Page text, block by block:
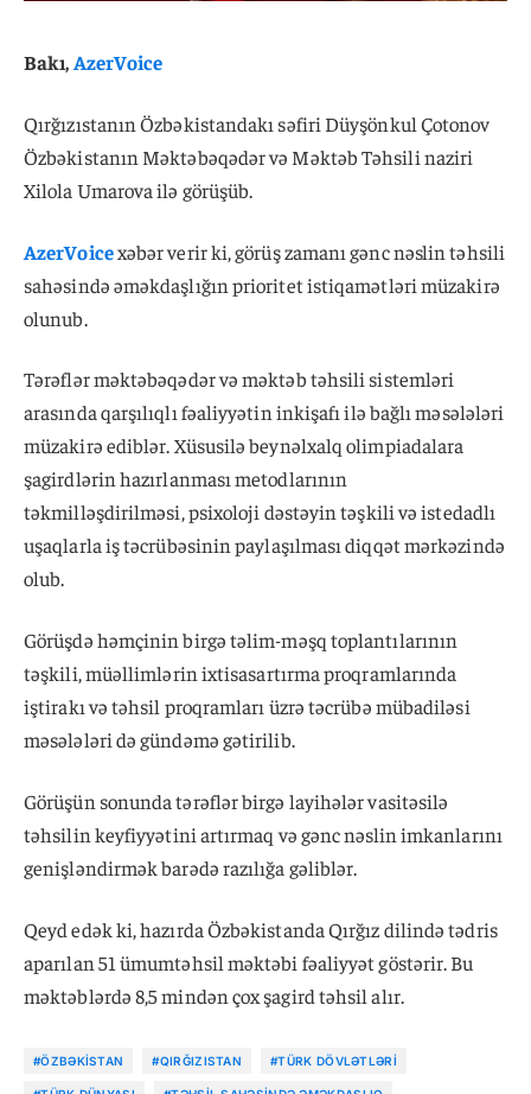
Bakı,AzerVoice
Qırğızıstanın Özbəkistandakı səfiri Düyşönkul Çotonov
Özbəkistanın Məktəbəqədər və Məktəb Təhsili naziri
Xilola Umarova ilə görüşüb.
AzerVoicexəbər verir ki, görüş zamanı gənc nəslin təhsili
sahəsində əməkdaşlığın prioritet istiqamətləri müzakirə
olunub.
Tərəflər məktəbəqədər və məktəb təhsili sistemləri
arasında qarşılıqlı fəaliyyətin inkişafı ilə bağlı məsələləri
müzakirə ediblər. Xüsusilə beynəlxalq olimpiadalara
şagirdlərin hazırlanması metodlarının
təkmilləşdirilməsi, psixoloji dəstəyin təşkili və istedadlı
uşaqlarla iş təcrübəsinin paylaşılması diqqət mərkəzində
olub.
Görüşdə həmçinin birgə təlim-məşq toplantılarının
təşkili, müəllimlərin ixtisasartırma proqramlarında
iştirakı və təhsil proqramları üzrə təcrübə mübadiləsi
məsələləri də gündəmə gətirilib.
Görüşün sonunda tərəflər birgə layihələr vasitəsilə
təhsilin keyfiyyətini artırmaq və gənc nəslin imkanlarını
genişləndirmək barədə razılığa gəliblər.
Qeyd edək ki, hazırda Özbəkistanda Qırğız dilində tədris
aparılan 51 ümumtəhsil məktəbi fəaliyyət göstərir. Bu
məktəblərdə 8,5 mindən çox şagird təhsil alır.
#ÖZBƏKISTAN #QIRĞIZISTAN #TÜRK DÖVLƏTLƏRI